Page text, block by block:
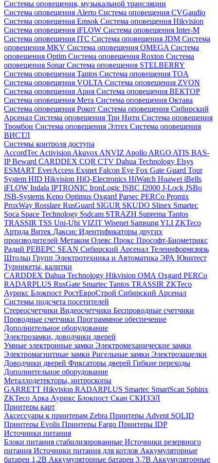
Системы оповещения, музыкальной трансляции
Система оповещения Alerto Система оповещения CVGaudio
Система оповещения Emsok Система оповещения Hikvision
Система оповещения iFLOW Система оповещения Inter-M
Система оповещения ITC Система оповещения JDM Система
оповещения MKV Система оповещения OMEGA Система
оповещения Optim Система оповещения Roxton Система
оповещения SonarСистема оповещения STELBERRY
Система оповещения Tantos Система оповещения TOA
Система оповещения VOLTA Система оповещения ZVON
Система оповещения Ария Система оповещения ВЕКТОР
Система оповещения Мета Система оповещения Октава
Система оповещения Рокот Система оповещения Сибирский
Арсенал Система оповещения Три Нити Система оповещения
Тромбон Система оповещения Элтех Система оповещения
ВИСТЛ
Системы контроля доступа
AccordTec Activision Akuvox ANVIZ Apollo ARGO ATIS BAS-
IPBeward CARDDEX CQR CTV Dahua Technology Elsys
ESMART EverAccess Exsnet Falcon Eye Fox Gate Guard Tour
System HID Hikvision HiQ-Electronics HiWatch Huawei iBells
iFLOW Indala IPTRONIC IronLogic ISBC J2000 J-Lock JSBo
JSB-Systems Keno Optimus Oxgard Parsec PERCo Promix
ProxWay Rosslare RusGuard SIGUR SKUDO Slinex Smartec
Soca Space Technology Ssdcam STRAZH Suprema Tantos
TRASSIR TSS Uni-Ubi VIZIT Wisenet SamsungYLI ZKTeco
Артида Витек Даксис Идентификаторы других
производителей Метаком Олевс Прокс Прософт-Биометрикс
Радий РЕВЕРС SEAN Сибирский Арсенал Телеинформсвязь
Штольц Групп Электротехника и Автоматика ЭРА Юнитест
Турникеты, калитки
CARDDEX Dahua Technology Hikvision ОМА Oxgard PERCo
RADARPLUS RusGate Smartec Tantos TRASSIR ZKTeco
Аурикс Блокпост РостЕвроСтрой Сибирский Арсенал
Системы подсчета посетителей
Стереосчетчики Видеосчетчики Беспроводные счетчики
Проводные счетчики Программное обеспечение
Дополнительное оборудование
Электрозамки, доводчики дверей
Умные электронные замки Электромеханические замки
Электромагнитные замки Ригельные замки Электрозащелки
Доводчики дверей Фиксаторы дверей Гибкие переходы
Дополнительное оборудование
Металлодетекторы, интроскопы
GARRETT Hikvision RADARPLUS Smartec SmartScan Sphinx
ZKTeco Арка Аурикс Блокпост Скан СКИЗЭЛ
Принтеры карт
Аксессуары к принтерам Zebra Принтеры Advent SOLID
Принтеры Evolis Принтеры Fargo Принтеры IDP
Источники питания
Блоки питания стабилизированные Источники резервного
питания Источники питания для котлов Аккумуляторные
батареи 1,2В Аккумуляторные батареи 3,7В Аккумуляторные